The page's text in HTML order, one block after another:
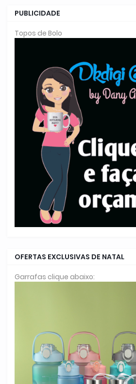
PUBLICIDADE
Topos de Bolo
OFERTAS EXCLUSIVAS DE NATAL
Garrafas clique abaixo: